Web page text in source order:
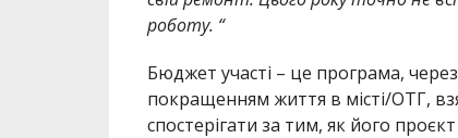
роботу. “
Бюджет участі – це програма,
покращенням життя в місті/ОТГ,
спостерігати за тим, як його